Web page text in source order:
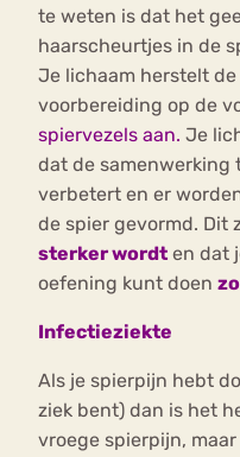
te weten is dat het
haarscheurtjes in de
Je lichaam herstelt
voorbereiding op de
spiervezels aan. Je
dat de samenwerking
verbetert en er
de spier gevormd. Dit
sterker wordt en dat
oefening kunt doen
Infectieziekte
Als je spierpijn hebt
ziek bent) dan is het
vroege spierpijn,